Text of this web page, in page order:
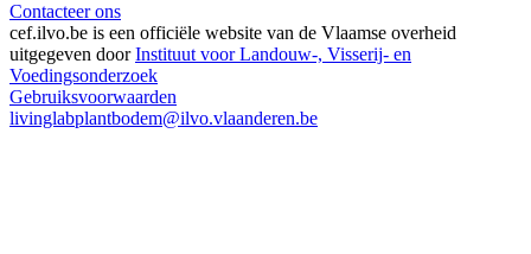
Contacteer ons
cef.ilvo.be is een officiële website van de Vlaamse overheid
uitgegeven doorInstituut voor Landouw-, Visserij- en
Voedingsonderzoek
Gebruiksvoorwaarden
livinglabplantbodem@ilvo.vlaanderen.be